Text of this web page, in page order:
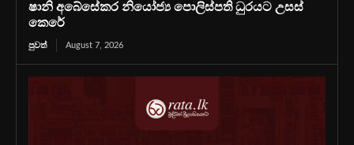
ෂානි අබේසේකර නියෝජ්‍ය පොලිස්පති ධුරයට උසස්
කෙරේ
පුවත් August 7, 2026